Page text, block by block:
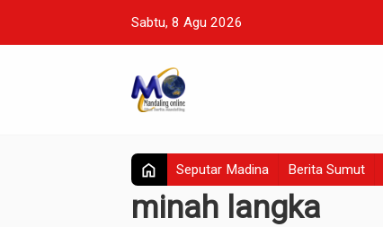
Sabtu, 8 Agu 2026
home Seputar Madina Berita Sumut
minah langka